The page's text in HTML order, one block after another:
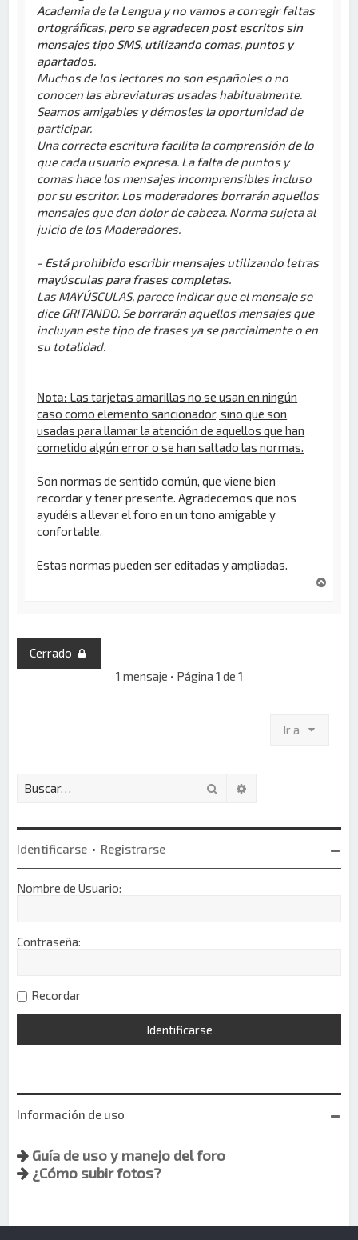
Academia de la Lengua y no vamos a corregir faltas
ortográficas, pero se agradecen post escritos sin
mensajes tipo SMS, utilizando comas, puntos y
apartados.
Muchos de los lectores no son españoles o no
conocen las abreviaturas usadas habitualmente.
Seamos amigables y démosles la oportunidad de
participar.
Una correcta escritura facilita la comprensión de lo
que cada usuario expresa. La falta de puntos y
comas hace los mensajes incomprensibles incluso
por su escritor. Los moderadores borrarán aquellos
mensajes que den dolor de cabeza. Norma sujeta al
juicio de los Moderadores.
- Está prohibido escribir mensajes utilizando letras
mayúsculas para frases completas.
Las MAYÚSCULAS, parece indicar que el mensaje se
dice GRITANDO. Se borrarán aquellos mensajes que
incluyan este tipo de frases ya se parcialmente o en
su totalidad.
Nota: Las tarjetas amarillas no se usan en ningún
caso como elemento sancionador, sino que son
usadas para llamar la atención de aquellos que han
cometido algún error o se han saltado las normas.
Son normas de sentido común, que viene bien
recordar y tener presente. Agradecemos que nos
ayudéis a llevar el foro en un tono amigable y
confortable.
Estas normas pueden ser editadas y ampliadas.
Cerrado
1 mensaje • Página 1 de 1
Ir a
Buscar
Identificarse • Registrarse
Nombre de Usuario:
Contraseña:
Recordar
Información de uso
Guía de uso y manejo del foro
¿Cómo subir fotos?